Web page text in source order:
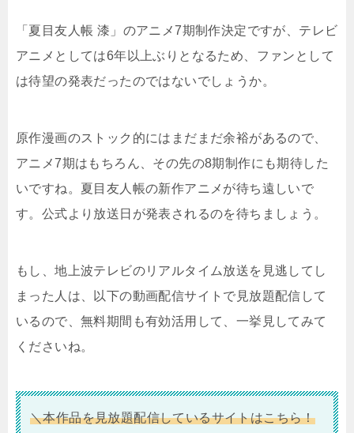
「夏目友人帳 漆」のアニメ7期制作決定ですが、テレビ
アニメとしては6年以上ぶりとなるため、ファンとして
は待望の発表だったのではないでしょうか。
原作漫画のストック的にはまだまだ余裕があるので、
アニメ7期はもちろん、その先の8期制作にも期待した
いですね。夏目友人帳の新作アニメが待ち遠しいで
す。公式より放送日が発表されるのを待ちましょう。
もし、地上波テレビのリアルタイム放送を見逃してし
まった人は、以下の動画配信サイトで見放題配信して
いるので、無料期間も有効活用して、一挙見してみて
くださいね。
＼本作品を見放題配信しているサイトはこちら！